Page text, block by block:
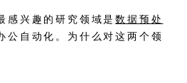
感兴趣的研究领域是数据预处
公自动化。为什么对这两个领